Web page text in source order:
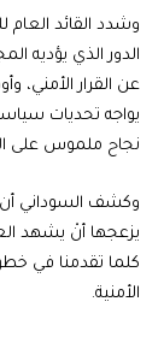
وشدد القائد
الدور الذي يؤديه
عن القرار الأمني،
يواجه تحديات
نجاح ملموس على
وكشف السوداني أن
يزعجها أنْ يشهد
كلما تقدمنا في
الأمنية.